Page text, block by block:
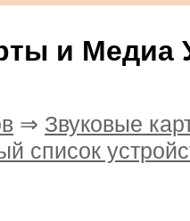
и Медиа
⇒ Звуковые
список